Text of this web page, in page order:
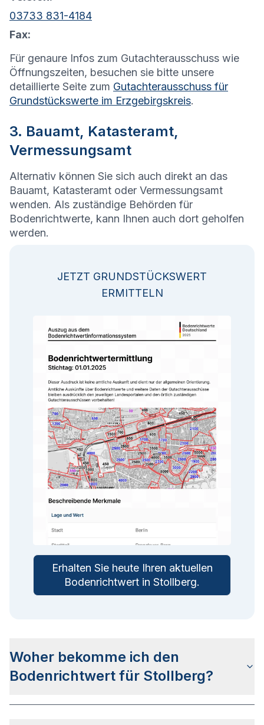
03733 831-4184
Fax:
Für genaure Infos zum Gutachterausschuss wie
Öffnungszeiten, besuchen sie bitte unsere
detaillierte Seite zum Gutachterausschuss für
Grundstückswerte im Erzgebirgskreis.
3. Bauamt, Katasteramt,
Vermessungsamt
Alternativ können Sie sich auch direkt an das
Bauamt, Katasteramt oder Vermessungsamt
wenden. Als zuständige Behörden für
Bodenrichtwerte, kann Ihnen auch dort geholfen
werden.
JETZT GRUNDSTÜCKSWERT
ERMITTELN
Erhalten Sie heute Ihren aktuellen
Bodenrichtwert in Stollberg.
Woher bekomme ich den
Bodenrichtwert für Stollberg?